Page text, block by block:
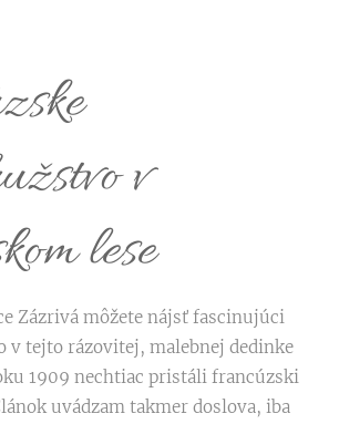
v
lese
Zázrivá môžete nájsť fascinujúci
v tejto rázovitej, malebnej dedinke
1909 nechtiac pristáli francúzski
uvádzam takmer doslova, iba